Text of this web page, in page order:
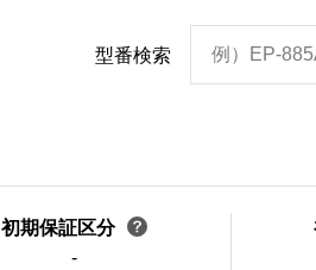
型番検索 例）EP-
初期保証区分
-